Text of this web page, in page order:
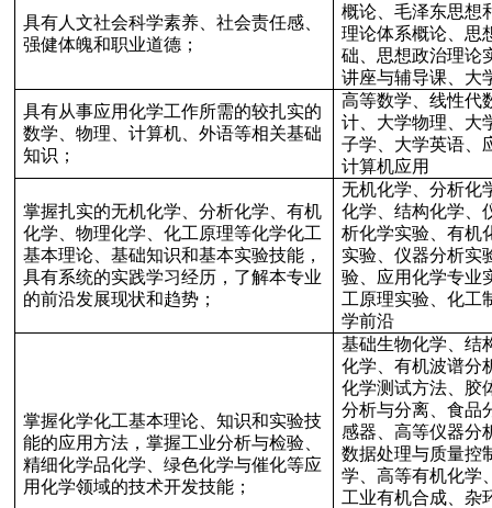
具有人文社会科学素养、社会责任感、
强健体魄和职业道德；
概论、毛泽东思想
理论体系概论、思
础、思想政治理论
讲座与辅导课、大
具有从事应用化学工作所需的较扎实的
数学、物理、计算机、外语等相关基础
知识；
高等数学、线性代
计、大学物理、大
子学、大学英语、
计算机应用
掌握扎实的无机化学、分析化学、有机
化学、物理化学、化工原理等化学化工
基本理论、基础知识和基本实验技能，
具有系统的实践学习经历，了解本专业
的前沿发展现状和趋势；
无机化学、分析化
化学、结构化学、
析化学实验、有机
实验、仪器分析实
验、应用化学专业
工原理实验、化工
学前沿
掌握化学化工基本理论、知识和实验技
能的应用方法，掌握工业分析与检验、
精细化学品化学、绿色化学与催化等应
用化学领域的技术开发技能；
基础生物化学、结
化学、有机波谱分
化学测试方法、胶
分析与分离、食品
感器、高等仪器分
数据处理与质量控
学、高等有机化学
工业有机合成、杂